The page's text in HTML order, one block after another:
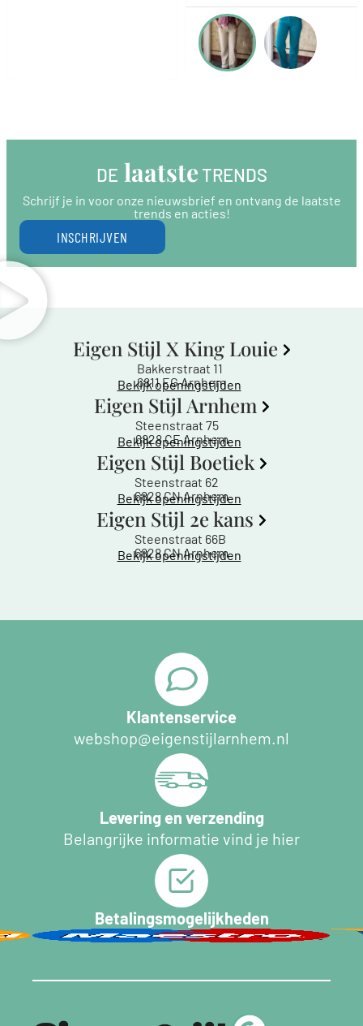
DE laatste TRENDS
Schrijf je in voor onze nieuwsbrief en ontvang de laatste
trends en acties!
INSCHRIJVEN
Eigen Stijl X King Louie
Bakkerstraat 11
6811 EG Arnhem
Bekijk openingstijden
Eigen Stijl Arnhem
Steenstraat 75
6828 CE Arnhem
Bekijk openingstijden
Eigen Stijl Boetiek
Steenstraat 62
6828 CN Arnhem
Bekijk openingstijden
Eigen Stijl 2e kans
Steenstraat 66B
6828 CN Arnhem
Bekijk openingstijden
Klantenservice
webshop@eigenstijlarnhem.nl
Levering en verzending
Belangrijke informatie vind je hier
Betalingsmogelijkheden